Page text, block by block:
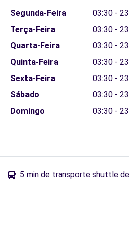
Segunda-Feira
03:30 -
Terça-Feira
03:30 -
Quarta-Feira
03:30 -
Quinta-Feira
03:30 -
Sexta-Feira
03:30 -
Sábado
03:30 -
Domingo
03:30 -
5 min de transporte shuttle